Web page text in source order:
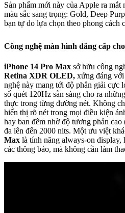
Sản phẩm mới này của Apple ra
màu sắc sang trọng: Gold, Deep
bạn tự do lựa chọn theo phong cách
Công nghệ màn hình đẳng cấp
iPhone 14 Pro Max sở hữu công
Retina XDR OLED, xứng đáng
nghệ này mang tới độ phân giải cực
số quét 120Hz sẵn sàng cho ra
thực trong từng đường nét. Không
hiển thị rõ nét trong mọi điều kiện
hay ban đêm nhờ độ tương phản
đa lên đến 2000 nits. Một ưu việt
Max là tính năng always-on
các thông báo, mà không cần làm